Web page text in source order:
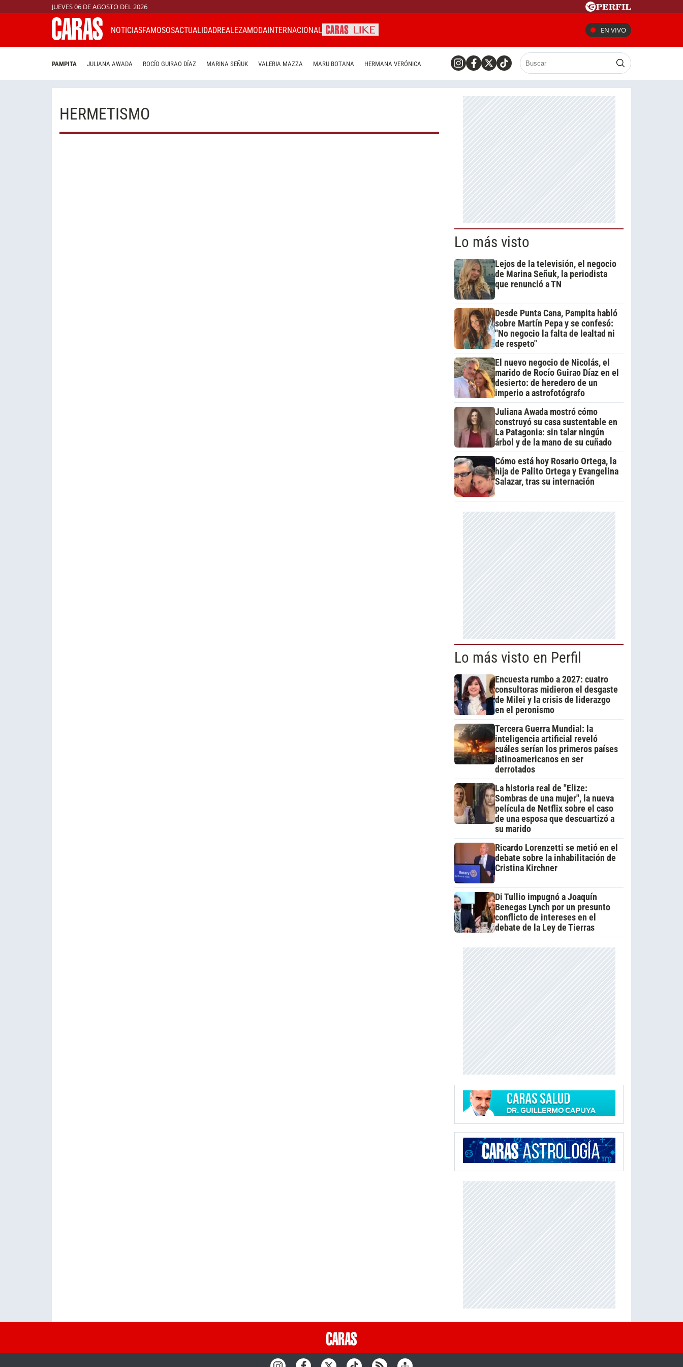
JUEVES 06 DE AGOSTO DEL 2026
NOTICIASFAMOSOSACTUALIDADREALEZAMODAINTERNACIONAL EN VIVO
PAMPITA JULIANA AWADA ROCÍO GUIRAO DÍAZ MARINA SEÑUK VALERIA MAZZA MARU BOTANA HERMANA VERÓNICA
HERMETISMO
Lo más visto
Lejos de la televisión, el negocio
de Marina Señuk, la periodista
que renunció a TN
Desde Punta Cana, Pampita habló
sobre Martín Pepa y se confesó:
"No negocio la falta de lealtad ni
de respeto"
El nuevo negocio de Nicolás, el
marido de Rocío Guirao Díaz en el
desierto: de heredero de un
imperio a astrofotógrafo
Juliana Awada mostró cómo
construyó su casa sustentable en
La Patagonia: sin talar ningún
árbol y de la mano de su cuñado
Cómo está hoy Rosario Ortega, la
hija de Palito Ortega y Evangelina
Salazar, tras su internación
Lo más visto en Perfil
Encuesta rumbo a 2027: cuatro
consultoras midieron el desgaste
de Milei y la crisis de liderazgo
en el peronismo
Tercera Guerra Mundial: la
inteligencia artificial reveló
cuáles serían los primeros países
latinoamericanos en ser
derrotados
La historia real de "Elize:
Sombras de una mujer", la nueva
película de Netflix sobre el caso
de una esposa que descuartizó a
su marido
Ricardo Lorenzetti se metió en el
debate sobre la inhabilitación de
Cristina Kirchner
Di Tullio impugnó a Joaquín
Benegas Lynch por un presunto
conflicto de intereses en el
debate de la Ley de Tierras